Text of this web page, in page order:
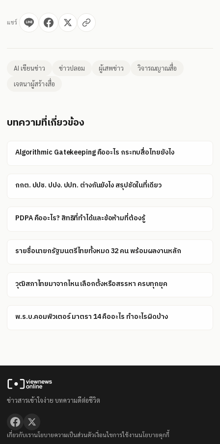
แชร์
AI เขียนข่าว ข่าวปลอม ผู้เสพข่าว
วิจารณญาณสื่อ
เจตนาผู้สร้างสื่อ
บทความที่เกี่ยวข้อง
Algorithmic Gatekeeping คืออะไร กระทบสื่อไทยยังไง
กกต. ปปช. ปปง. ปปท. ต่างกันยังไง สรุปชัดในที่เดียว
PDPA คืออะไร? สิทธิที่ทำได้และข้อห้ามที่ต้องรู้
รายชื่อนายกรัฐมนตรีไทยทั้งหมด 32 คน พร้อมผลงานหลัก
วุฒิสภาไทยมาจากไหน เลือกตั้งหรือสรรหา ครบทุกยุค
พ.ร.บ.คอมพิวเตอร์ มาตรา 14 คืออะไร ทำอะไรผิดบ้าง
ข่าวสารเข้าใจง่าย บทความดีต่อชีวิต
เกี่ยวกับเรานโยบายความเป็นส่วนตัวเงื่อนไขการใช้งานนโยบายคุกกี้